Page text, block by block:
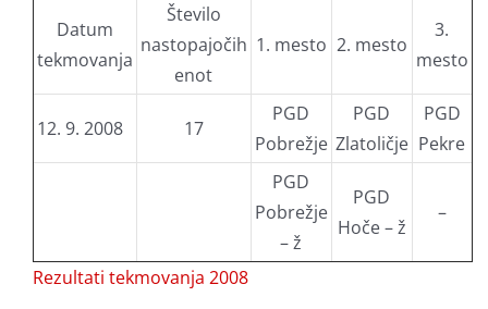
Datum
tekmovanja
Število
nastopajočih
enot
1. mesto 2. mesto
3.
mesto
12. 9. 2008 17
PGD
Pobrežje
PGD
Zlatoličje
PGD
Pekre
PGD
Pobrežje
– ž
PGD
Hoče – ž
–
Rezultati tekmovanja 2008